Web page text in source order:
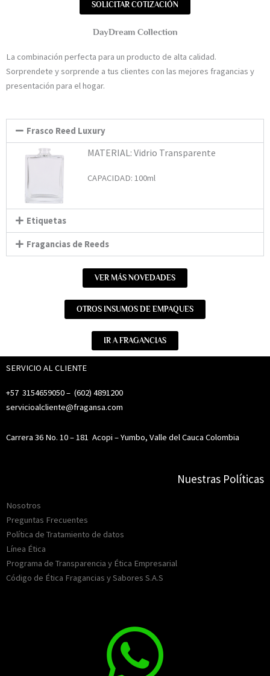
SOLICITAR COTIZACIÓN
DayDream Collection
La combinación perfecta para un producto de alta calidad.
Sorprendete y sorprende a tus clientes con las mejores fragancias y
presentación para el hogar.
Frasco Reed Luxury
MATERIAL: Vidrio Transparente
CAPACIDAD: 100ml
Etiquetas
Fragancias de Reeds
VER MÁS NOVEDADES
OTROS INSUMOS DE EMPAQUES
IR A FRAGANCIAS
SERVICIO AL CLIENTE
+57 3154659050 – (602) 4891200
servicioalcliente@fragansa.com
Carrera 36 No. 10 – 181 Acopi – Yumbo, Valle del Cauca Colombia
Nuestras Políticas
Nosotros
Preguntas Frecuentes
Política de Tratamiento de datos
Línea Ética
Programa de Transparencia y Ética Empresarial
Código de Ética Fragancias y Sabores S.A.S